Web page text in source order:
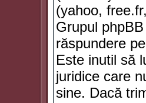
(yahoo,
Grupul
răspundere
Este inutil să
juridice care
sine. Dacă